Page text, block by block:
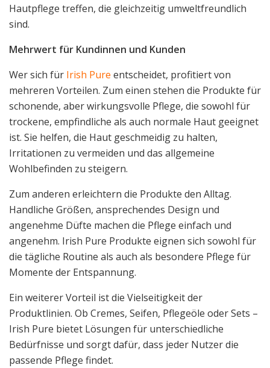
Hautpflege treffen, die gleichzeitig umweltfreundlich
sind.
Mehrwert für Kundinnen und Kunden
Wer sich für Irish Pure entscheidet, profitiert von
mehreren Vorteilen. Zum einen stehen die Produkte für
schonende, aber wirkungsvolle Pflege, die sowohl für
trockene, empfindliche als auch normale Haut geeignet
ist. Sie helfen, die Haut geschmeidig zu halten,
Irritationen zu vermeiden und das allgemeine
Wohlbefinden zu steigern.
Zum anderen erleichtern die Produkte den Alltag.
Handliche Größen, ansprechendes Design und
angenehme Düfte machen die Pflege einfach und
angenehm. Irish Pure Produkte eignen sich sowohl für
die tägliche Routine als auch als besondere Pflege für
Momente der Entspannung.
Ein weiterer Vorteil ist die Vielseitigkeit der
Produktlinien. Ob Cremes, Seifen, Pflegeöle oder Sets –
Irish Pure bietet Lösungen für unterschiedliche
Bedürfnisse und sorgt dafür, dass jeder Nutzer die
passende Pflege findet.